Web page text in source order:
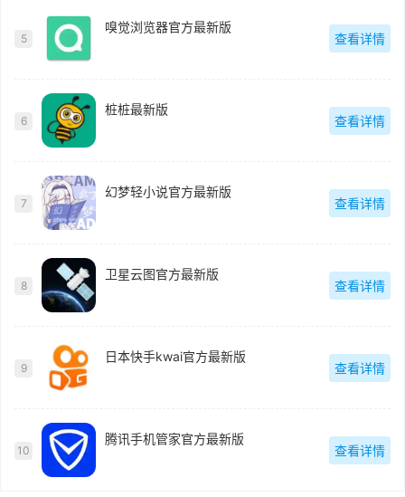
5
嗅觉浏览器官方最新版
查看详情
6
桩桩最新版
查看详情
7
幻梦轻小说官方最新版
查看详情
8
卫星云图官方最新版
查看详情
9
日本快手kwai官方最新版
查看详情
10
腾讯手机管家官方最新版
查看详情